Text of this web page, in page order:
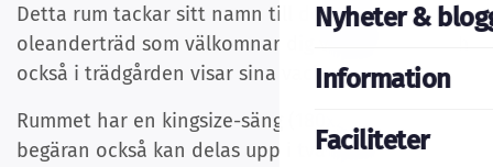
Nyheter &
Information
Faciliteter
Detta rum tackar sitt namn till de många
oleanderträd som välkomnar dig vid ankomst och
också i trädgården visar sina vackra blommor.
Rummet har en kingsize-säng (180x200) som på
begäran också kan delas upp i två separata